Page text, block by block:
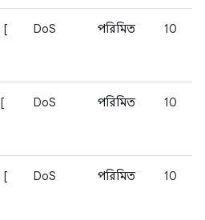
[
DoS পরিমিত 10
[
DoS পরিমিত 10
[
DoS পরিমিত 10